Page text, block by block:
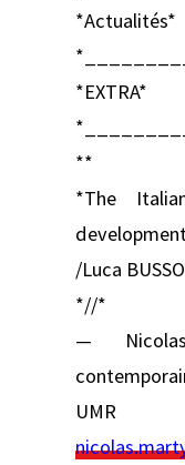
*Actualités*
*EXTRA*
**
*The
/Luca
*//*
—
UMR